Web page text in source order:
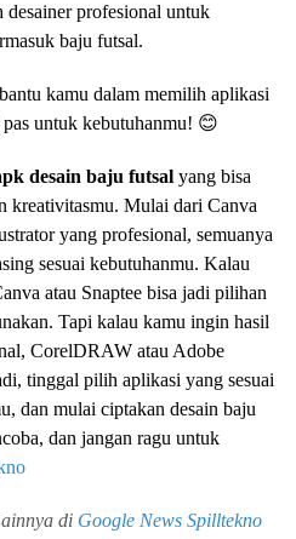
profesional untuk
baju futsal.
kamu dalam memilih aplikasi
untuk kebutuhanmu! 😊
desain baju futsal yang bisa
kreativitasmu. Mulai dari Canva
yang profesional, semuanya
sesuai kebutuhanmu. Kalau
atau Snaptee bisa jadi pilihan
Tapi kalau kamu ingin hasil
CorelDRAW atau Adobe
tinggal pilih aplikasi yang sesuai
dan mulai ciptakan desain baju
dan jangan ragu untuk
di Google News Spilltekno